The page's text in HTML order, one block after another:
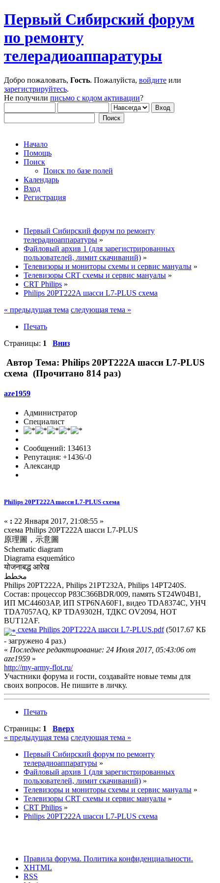
Первый Сибирский форум
по ремонту
телерадиоаппаратуры
Добро пожаловать, Гость. Пожалуйста, войдите или
зарегистрируйтесь.
Не получили письмо с кодом активации?
Начало
Помощь
Поиск
Поиск по базе полей
Календарь
Вход
Регистрация
Первый Сибирский форум по ремонту
телерадиоаппаратуры »
Файловый архив 1 (для зарегистрированных
пользователей, лимит скачиваний) »
Телевизоры и мониторы схемы и сервис мануалы »
Телевизоры CRT схемы и сервис мануалы »
CRT Philips »
Philips 20PT222A шасси L7-PLUS схема
« предыдущая тема следующая тема »
Печать
Страницы: 1 Вниз
Автор Тема: Philips 20PT222A шасси L7-PLUS
схема (Прочитано 814 раз)
aze1959
Администратор
Специалист
Сообщений: 134613
Репутация: +1436/-0
Александр
Philips 20PT222A шасси L7-PLUS схема
« : 22 Января 2017, 21:08:55 »
схема Philips 20PT222A шасси L7-PLUS
原理圖，示意圖
Schematic diagram
Diagrama esquemático
योजनाबद्ध आरेख
مخطط
Philips 20PT222A, Philips 21PT232A, Philips 14PT240S.
Состав: процессор P83C366BDR/009, память ST24W04B1,
ИП MC44603AP, ИП STP6NA60F1, видео TDA8374C, УНЧ
TDA7057AQ, КР TDA9302H, ТДКС OV2094, HOT
BUT12AF.
схема Philips 20PT222A шасси L7-PLUS.pdf(5017.67 КБ
- загружено 4 раз.)
« Последнее редактирование: 24 Июля 2017, 05:43:06 от
aze1959 »
http://my-army-flot.ru/
Участники форума и гости, создавайте новые темы для
своих вопросов. Не пишите в личку.
Печать
Страницы: 1
Вверх
« предыдущая тема следующая тема »
Первый Сибирский форум по ремонту
телерадиоаппаратуры »
Файловый архив 1 (для зарегистрированных
пользователей, лимит скачиваний) »
Телевизоры и мониторы схемы и сервис мануалы »
Телевизоры CRT схемы и сервис мануалы »
CRT Philips »
Philips 20PT222A шасси L7-PLUS схема
Правила форума. Политика конфиденциальности.
XHTML
RSS